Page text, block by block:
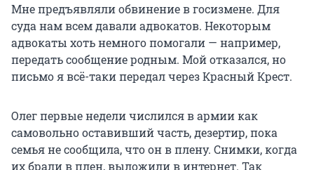
Мне предъявляли обвинение в госизмене. Для
суда нам всем давали адвокатов. Некоторым
адвокаты хоть немного помогали — например,
передать сообщение родным. Мой отказался, но
письмо я всё-таки передал через Красный Крест.
Олег первые недели числился в армии как
самовольно оставивший часть, дезертир, пока
семья не сообщила, что он в плену. Снимки, когда
их брали в плен, выложили в интернет. Так